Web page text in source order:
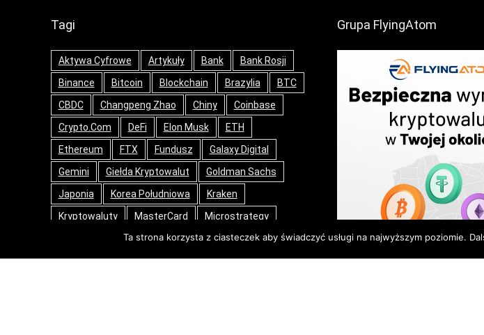
Tagi
Aktywa Cyfrowe Artykuły Bank
Bank Rosji
Binance
Bitcoin Blockchain Brazylia
BTC
CBDC
Changpeng Zhao Chiny
Coinbase
Crypto.com
DeFi Elon Musk
ETH
Ethereum
FTX Fundusz
Galaxy Digital
Gemini
Giełda Kryptowalut
Goldman Sachs
Japonia
Korea Południowa
Kraken
Kryptowaluty
MasterCard
Microstrategy
Nowinki Opinie PayPal
Ripple
Rosja
SEC Stablecoin
Stany Zjednoczone
Grupa FlyingAtom
Ta strona korzysta z ciasteczek aby świadczyć usługi na najwyższym poziomie.